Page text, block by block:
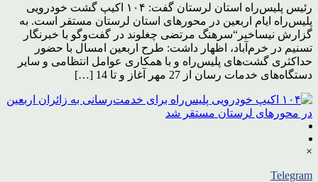
رئیس پلیس‌راه استان لرستان گفت: ۱۰۴ اکیپ گشت خودرویی
پلیس‌راه ایام اربعین در محورهای استان لرستان مستقر است. به
گزارش نیساخبر“سرهنگ مرتضی چغلوند در گفت‌وگو با خبرنگار
تسنیم در خرم‌آباد، اظهار داشت: طرح اربعین امسال با حضور
حداکثری گشت‌های پلیس‌راه و با همکاری عوامل انتظامی و سایر
دستگاه‌های خدمات رسان از 27 مهر آغاز و تا 14 […]
×
Telegram